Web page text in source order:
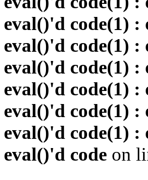
eval()'d code(1) :
eval()'d code(1) :
eval()'d code(1) :
eval()'d code(1) :
eval()'d code(1) :
eval()'d code(1) :
eval()'d code on